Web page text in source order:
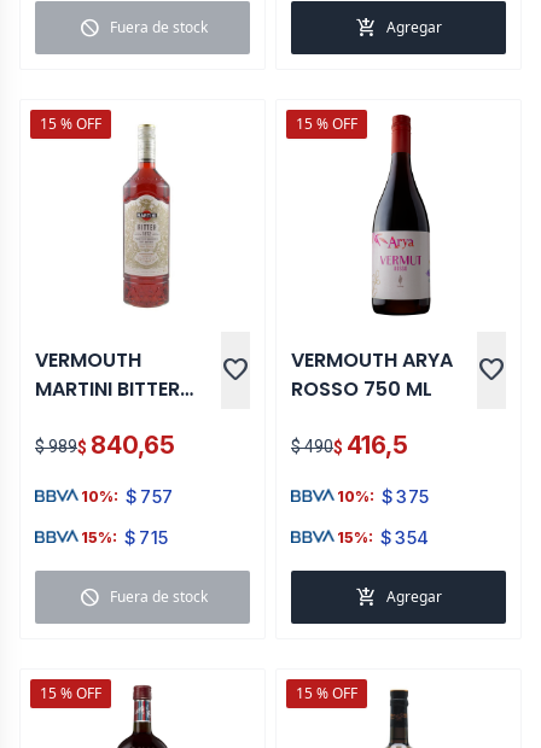
block Fuera de stock add_shopping_cart Agregar
15 % OFF
VERMOUTH
MARTINI BITTER
favorite
$ 989$ 840,65
10%: $ 757
15%: $ 715
block Fuera de stock
15 % OFF
VERMOUTH ARYA
ROSSO 750 ML
favorite
$ 490$ 416,5
10%: $375
15%: $354
add_shopping_cart Agregar
15 % OFF 15 % OFF